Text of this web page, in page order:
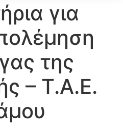
για
της
– Τ.Α.Ε.